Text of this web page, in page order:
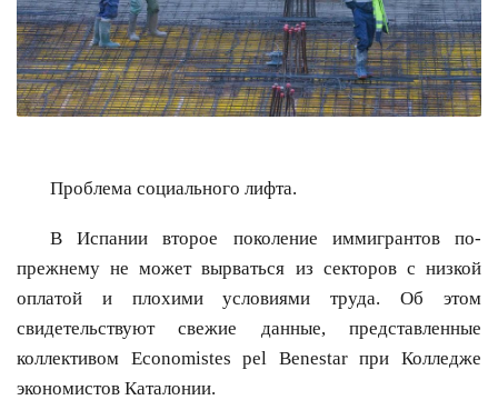
Проблема социального лифта.
В Испании второе поколение иммигрантов по-
прежнему не может вырваться из секторов с низкой
оплатой и плохими условиями труда. Об этом
свидетельствуют свежие данные, представленные
коллективом Economistes pel Benestar при Колледже
экономистов Каталонии.